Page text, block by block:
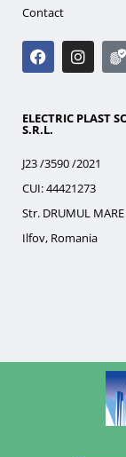
Contact
ELECTRIC PLAST
S.R.L.
J23 /3590 /2021
CUI: 44421273
Str. DRUMUL
Ilfov, Romania